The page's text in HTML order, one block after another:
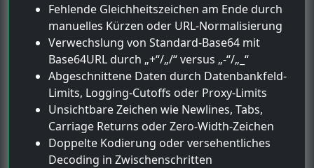
Fehlende Gleichheitszeichen am Ende durch
manuelles Kürzen oder URL-Normalisierung
Verwechslung von Standard-Base64 mit
Base64URL durch „+“/„/“ versus „-“/„_“
Abgeschnittene Daten durch Datenbankfeld-
Limits, Logging-Cutoffs oder Proxy-Limits
Unsichtbare Zeichen wie Newlines, Tabs,
Carriage Returns oder Zero-Width-Zeichen
Doppelte Kodierung oder versehentliches
Decoding in Zwischenschritten